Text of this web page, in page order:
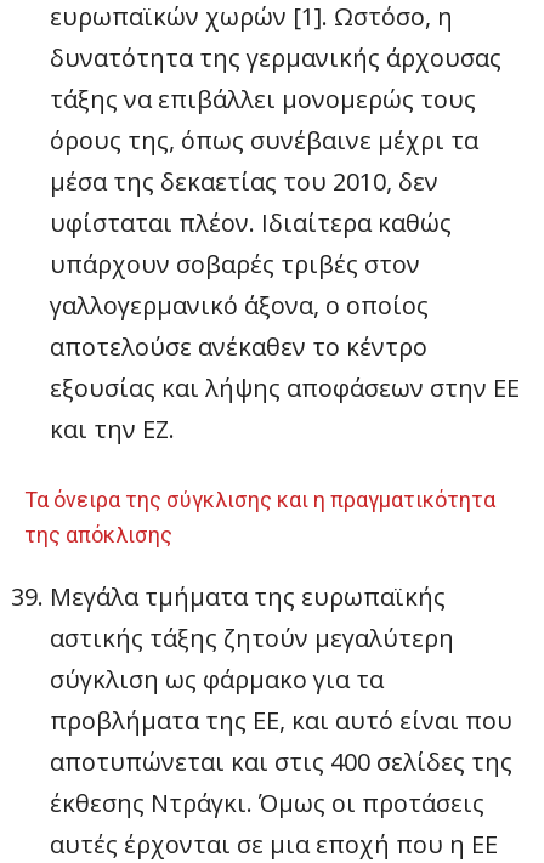
ευρωπαϊκών χωρών [1]. Ωστόσο, η
δυνατότητα της γερμανικής άρχουσας
τάξης να επιβάλλει μονομερώς τους
όρους της, όπως συνέβαινε μέχρι τα
μέσα της δεκαετίας του 2010, δεν
υφίσταται πλέον. Ιδιαίτερα καθώς
υπάρχουν σοβαρές τριβές στον
γαλλογερμανικό άξονα, ο οποίος
αποτελούσε ανέκαθεν το κέντρο
εξουσίας και λήψης αποφάσεων στην ΕΕ
και την ΕΖ.
Τα όνειρα της σύγκλισης και η πραγματικότητα
της απόκλισης
Μεγάλα τμήματα της ευρωπαϊκής
αστικής τάξης ζητούν μεγαλύτερη
σύγκλιση ως φάρμακο για τα
προβλήματα της ΕΕ, και αυτό είναι που
αποτυπώνεται και στις 400 σελίδες της
έκθεσης Ντράγκι. Όμως οι προτάσεις
αυτές έρχονται σε μια εποχή που η ΕΕ